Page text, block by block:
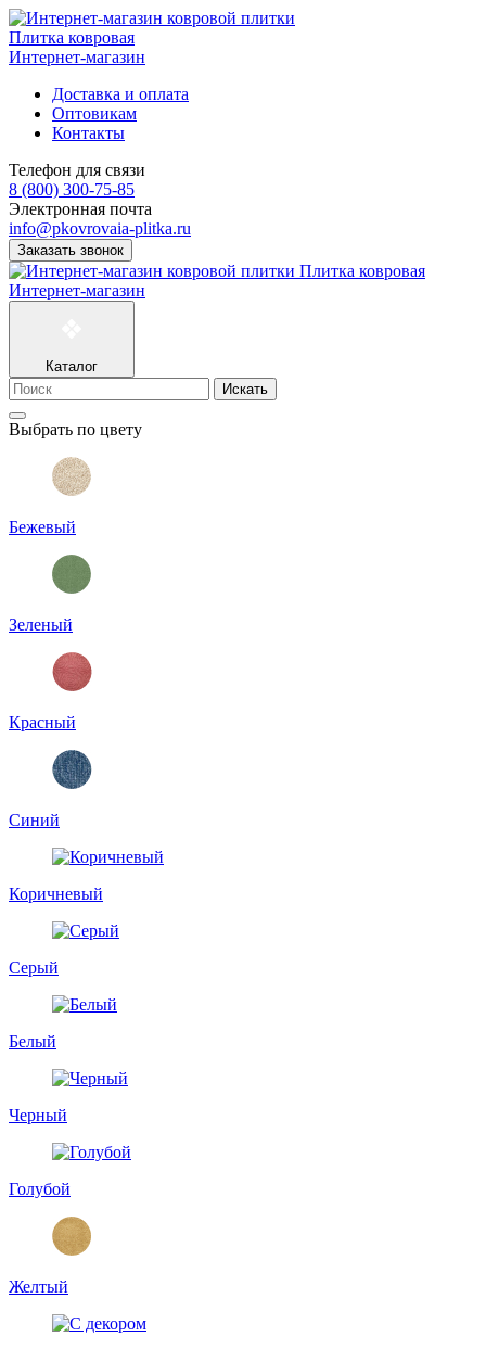
Плитка ковровая
Интернет-магазин
Доставка и оплата
Оптовикам
Контакты
Телефон для связи
8 (800) 300-75-85
Электронная почта
info@pkovrovaia-plitka.ru
Заказать звонок
Плитка ковровая
Интернет-магазин
Каталог
Искать
Выбрать по цвету
Бежевый
Зеленый
Красный
Синий
Коричневый
Серый
Белый
Черный
Голубой
Желтый